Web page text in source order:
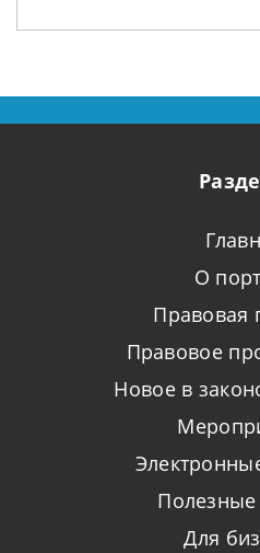
О
Правовая
Правовое
Новое в
Полезные
Для